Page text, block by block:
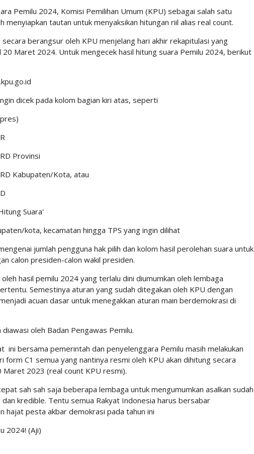
Pemilu 2024, Komisi Pemilihan Umum (KPU) sebagai salah satu
menyiapkan tautan untuk menyaksikan hitungan riil alias real count.
berangsur oleh KPU menjelang hari akhir rekapitulasi yang
Maret 2024. Untuk mengecek hasil hitung suara Pemilu 2024, berikut
dicek pada kolom bagian kiri atas, seperti
Provinsi
Kabupaten/Kota, atau
Suara'
kota, kecamatan hingga TPS yang ingin dilihat
jumlah pengguna hak pilih dan kolom hasil perolehan suara untuk
calon presiden-calon wakil presiden.
oleh hasil pemilu 2024 yang terlalu dini diumumkan oleh lembaga
Semestinya aturan yang sudah ditegakan oleh KPU dengan
acuan dasar untuk menegakkan aturan main berdemokrasi di
diawasi oleh Badan Pengawas Pemilu.
ini bersama pemerintah dan penyelenggara Pemilu masih melakukan
form C1 semua yang nantinya resmi oleh KPU akan dihitung secara
2023 (real count KPU resmi).
sah sah saja beberapa lembaga untuk mengumumkan asalkan sudah
kredible. Tentu semua Rakyat Indonesia harus bersabar
hajat pesta akbar demokrasi pada tahun ini
2024! (Aji)